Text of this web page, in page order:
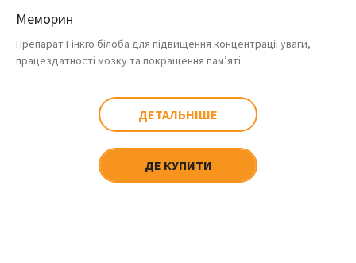
Меморин
Препарат Гінкго білоба для підвищення концентрації уваги,
працездатності мозку та покращення пам’яті
ДЕТАЛЬНІШЕ
ДЕ КУПИТИ